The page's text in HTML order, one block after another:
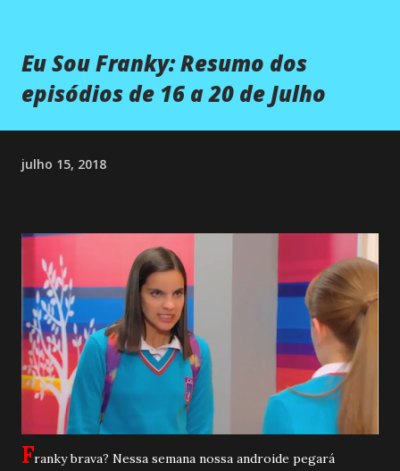
Eu Sou Franky: Resumo dos
episódios de 16 a 20 de Julho
julho 15, 2018
Franky brava? Nessa semana nossa androide pegará